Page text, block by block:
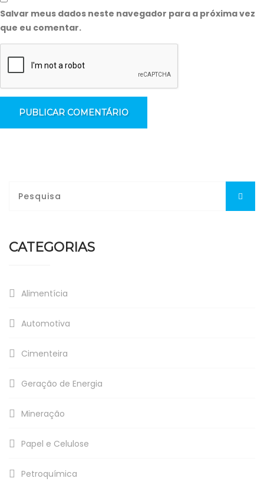
Salvar meus dados neste navegador para a próxima vez
que eu comentar.
CATEGORIAS
Alimentícia
Automotiva
Cimenteira
Geração de Energia
Mineração
Papel e Celulose
Petroquímica